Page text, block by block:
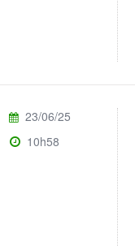
23/06/25
10h58